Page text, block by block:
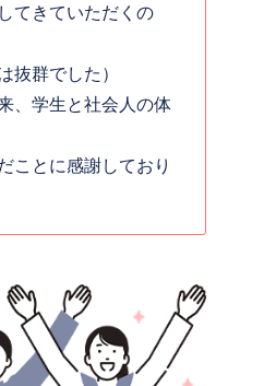
てきていただくの
抜群でした）
、学生と社会人の体
ことに感謝しており